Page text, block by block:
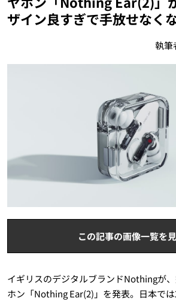
ザイン良すぎで手放せなく
執筆
この記事の画像一覧を見
イギリスのデジタルブランドNothingが
ホン「Nothing Ear(2)」を発表。日本で